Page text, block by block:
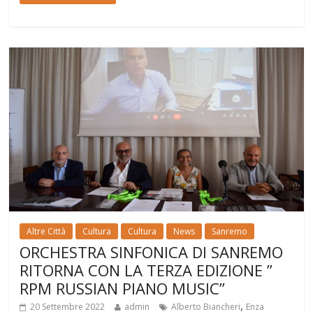
Altre Città Cultura Cultura News Sanremo
ORCHESTRA SINFONICA DI SANREMO
RITORNA CON LA TERZA EDIZIONE ”
RPM RUSSIAN PIANO MUSIC”
20 Settembre 2022 admin Alberto Biancheri, Enza